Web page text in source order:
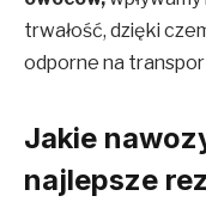
trwałość, dzięki
odporne na
Jakie
najlepsze